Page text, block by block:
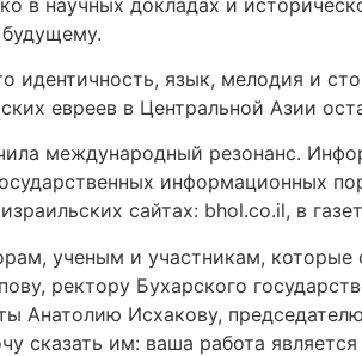
идентичность, язык, мелодия и
евреев в Центральной Азии
международный резонанс.
информационных
сайтах: bhol.co.il, в
ученым и участникам,
ректору Бухарского
Анатолию Исхакову,
сказать им: ваша работа